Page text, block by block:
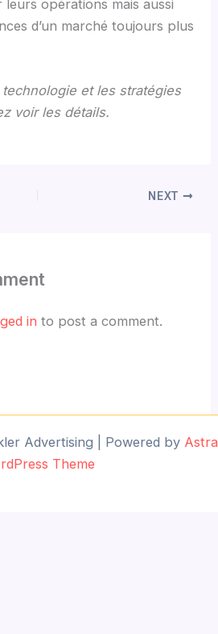
opérations mais aussi
d’un marché toujours plus
et les stratégies
voir les détails.
NEXT
in to post a comment.
Advertising | Powered by Astra
Theme